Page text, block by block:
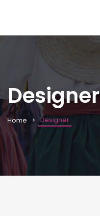
Designer
Home Designer